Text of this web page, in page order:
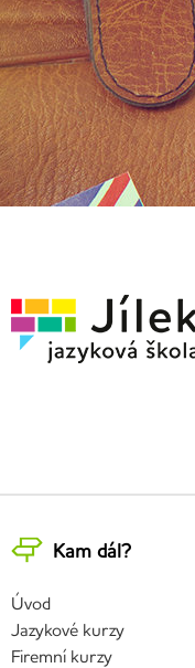
Kam dál?
Úvod
Jazykové kurzy
Firemní kurzy